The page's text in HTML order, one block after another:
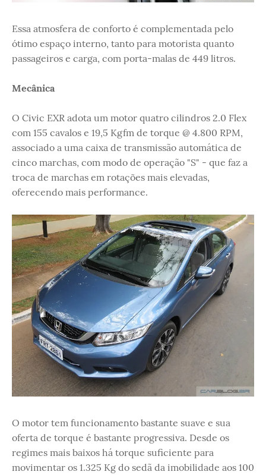
Essa atmosfera de conforto é complementada pelo
ótimo espaço interno, tanto para motorista quanto
passageiros e carga, com porta-malas de 449 litros.
Mecânica
O Civic EXR adota um motor quatro cilindros 2.0 Flex
com 155 cavalos e 19,5 Kgfm de torque @ 4.800 RPM,
associado a uma caixa de transmissão automática de
cinco marchas, com modo de operação "S" - que faz a
troca de marchas em rotações mais elevadas,
oferecendo mais performance.
O motor tem funcionamento bastante suave e sua
oferta de torque é bastante progressiva. Desde os
regimes mais baixos há torque suficiente para
movimentar os 1.325 Kg do sedã da imobilidade aos 100